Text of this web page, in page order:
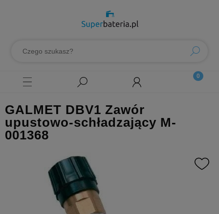
GALMET DBV1 Zawór
upustowo-schładzający M-
001368